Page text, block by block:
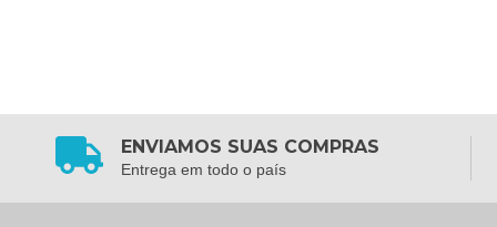
ENVIAMOS SUAS COMPRAS
Entrega em todo o país